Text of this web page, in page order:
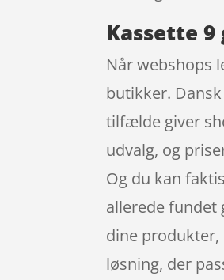
Kassette
Når webshops
butikker.
tilfælde giver
udvalg, og
Og du kan
allerede fundet
dine produkter,
løsning, der